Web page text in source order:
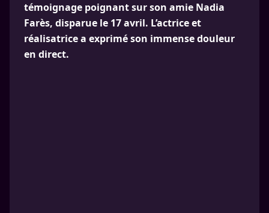
témoignage poignant sur son amie Nadia
Farès, disparue le 17 avril. L’actrice et
réalisatrice a exprimé son immense douleur
en direct.